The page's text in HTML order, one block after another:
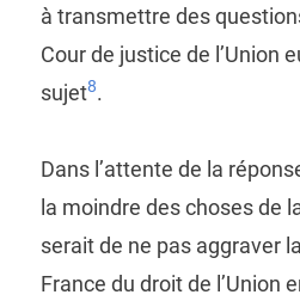
à transmettre des
Cour de justice de l’Union
sujet8.
Dans l’attente de la
la moindre des choses de
serait de ne pas aggraver
France du droit de l’Union